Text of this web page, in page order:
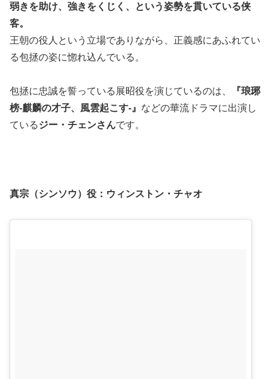
弱きを助け、強きをくじく、という姿勢を貫いている侠
客。
王朝の役人という立場でありながら、正義感にあふれてい
る包拯の姿に惚れ込んでいる。
包拯に忠誠を誓っている展昭役を演じているのは、
『琅琊
榜-麒麟の才子、風雲起こす-』 などの華流ドラマに出演し
ているジー・チェンさんです。
真宗（シンソウ）役： ウィンストン・チャオ